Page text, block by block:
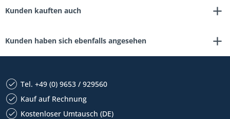
Kunden kauften auch
Kunden haben sich ebenfalls angesehen
Tel. +49 (0) 9653 / 929560
Kauf auf Rechnung
Kostenloser Umtausch (DE)